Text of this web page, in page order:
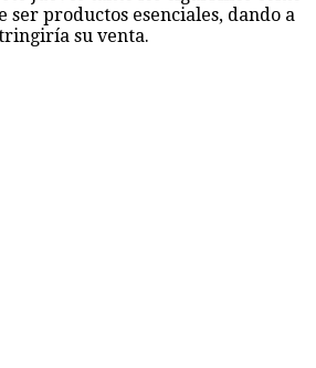
ser productos esenciales, dando a
su venta.